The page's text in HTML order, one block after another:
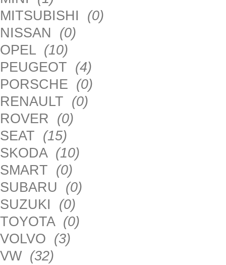
MITSUBISHI (0)
NISSAN (0)
OPEL (10)
PEUGEOT (4)
PORSCHE (0)
RENAULT (0)
ROVER (0)
SEAT (15)
SKODA (10)
SMART (0)
SUBARU (0)
SUZUKI (0)
TOYOTA (0)
VOLVO (3)
VW (32)